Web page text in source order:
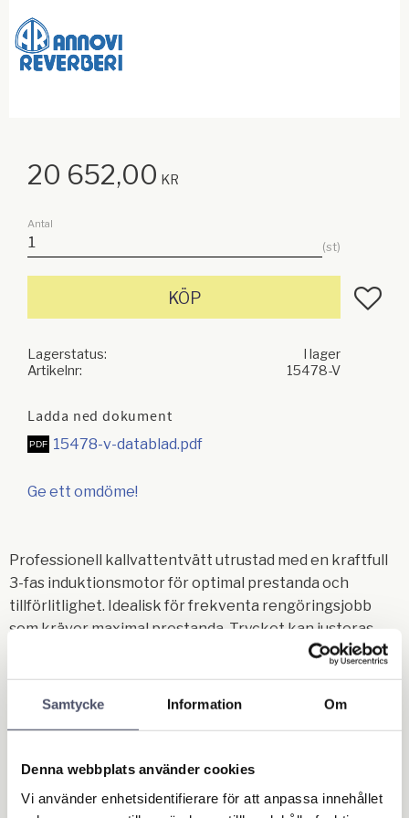
Samtycke Information Om
Denna webbplats använder cookies
Vi använder enhetsidentifierare för att anpassa innehållet
20 652,00 KR
Antal
st
KÖP Lägg
Lagerstatus
I lager
Artikelnr
15478-V
Ladda ned dokument
15478-v-datablad.pdf
Ge ett omdöme!
Professionell kallvattentvätt utrustad med en kraftfull
3-fas induktionsmotor för optimal prestanda och
tillförlitlighet. Idealisk för frekventa rengöringsjobb
som kräver maximal prestanda. Trycket kan justeras
efter behov och kan lätt övervakas med hjälp av
Triplex pump med keramiska kolvar och
vevstakessystem med pumphuvud i mässing.
Induktionsmotor med termiskt skydd.